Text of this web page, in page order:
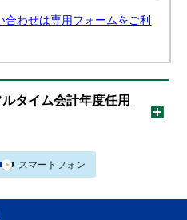
わせは専用フォームをご利
タイム会計年度任用
スマートフォン